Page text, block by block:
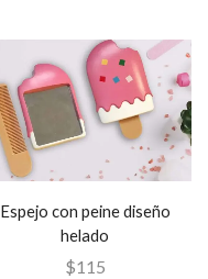
Espejo con peine diseño
helado
$115